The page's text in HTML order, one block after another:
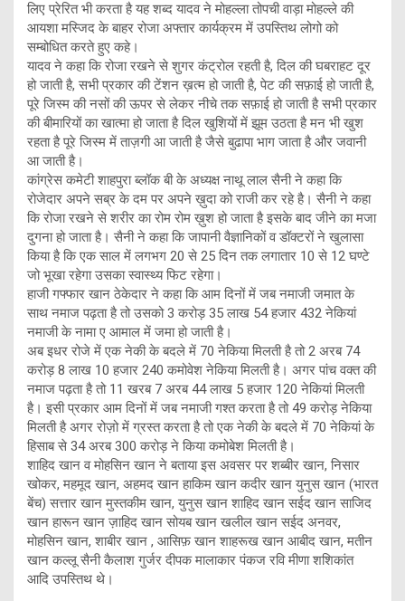
लिए प्रेरित भी करता है यह शब्द यादव ने मोहल्ला तोपची वाड़ा मोहल्ले की
आयशा मस्जिद के बाहर रोजा अफ्तार कार्यक्रम में उपस्तिथ लोगो को
सम्बोधित करते हुए कहे।
यादव ने कहा कि रोजा रखने से शुगर कंट्रोल रहती है, दिल की घबराहट दूर
हो जाती है, सभी प्रकार की टेंशन ख़त्म हो जाती है, पेट की सफ़ाई हो जाती है,
पूरे जिस्म की नसों की ऊपर से लेकर नीचे तक सफ़ाई हो जाती है सभी प्रकार
की बीमारियों का खात्मा हो जाता है दिल खुशियों में झूम उठता है मन भी खुश
रहता है पूरे जिस्म में ताज़गी आ जाती है जैसे बुढापा भाग जाता है और जवानी
आ जाती है।
कांग्रेस कमेटी शाहपुरा ब्लॉक बी के अध्यक्ष नाथू लाल सैनी ने कहा कि
रोजेदार अपने सब्र के दम पर अपने ख़ुदा को राजी कर रहे है। सैनी ने कहा
कि रोजा रखने से शरीर का रोम रोम ख़ुश हो जाता है इसके बाद जीने का मजा
दुगना हो जाता है। सैनी ने कहा कि जापानी वैज्ञानिकों व डॉक्टरों ने खुलासा
किया है कि एक साल में लगभग 20 से 25 दिन तक लगातार 10 से 12 घण्टे
जो भूखा रहेगा उसका स्वास्थ्य फिट रहेगा।
हाजी गफ्फार खान ठेकेदार ने कहा कि आम दिनों में जब नमाजी जमात के
साथ नमाज पढ़ता है तो उसको 3 करोड़ 35 लाख 54 हजार 432 नेकियां
नमाजी के नामा ए आमाल में जमा हो जाती है।
अब इधर रोजे में एक नेकी के बदले में 70 नेकिया मिलती है तो 2 अरब 74
करोड़ 8 लाख 10 हजार 240 कमोवेश नेकिया मिलती है। अगर पांच वक्त की
नमाज पढ़ता है तो 11 खरब 7 अरब 44 लाख 5 हजार 120 नेकियां मिलती
है। इसी प्रकार आम दिनों में जब नमाजी गश्त करता है तो 49 करोड़ नेकिया
मिलती है अगर रोज़ो में ग्रस्त करता है तो एक नेकी के बदले में 70 नेकियां के
हिसाब से 34 अरब 300 करोड़ ने किया कमोबेश मिलती है।
शाहिद खान व मोहसिन खान ने बताया इस अवसर पर शब्बीर खान, निसार
खोकर, महमूद खान, अहमद खान हाकिम खान कदीर खान युनुस खान (भारत
बेंच) सत्तार खान मुस्तकीम खान, युनुस खान शाहिद खान सईद खान साजिद
खान हारून खान ज़ाहिद खान सोयब खान खलील खान सईद अनवर,
मोहसिन खान, शाबीर खान , आसिफ़ खान शाहरूख खान आबीद खान, मतीन
खान कल्लू सैनी कैलाश गुर्जर दीपक मालाकार पंकज रवि मीणा शशिकांत
आदि उपस्तिथ थे।